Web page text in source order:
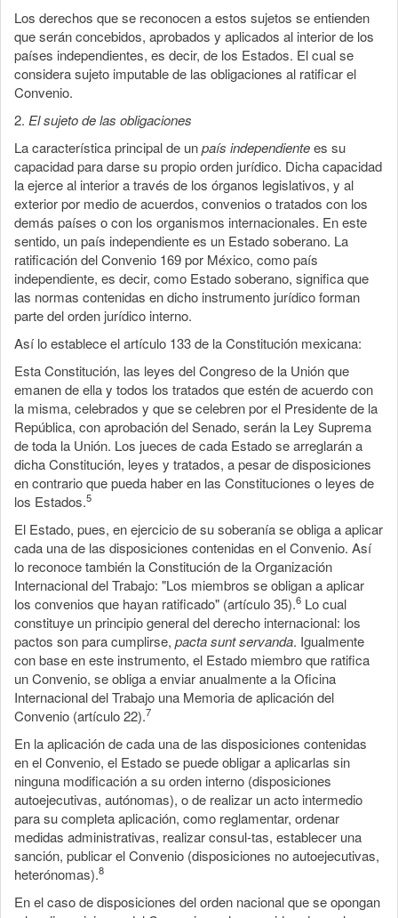
Los derechos que se reconocen a estos sujetos se entienden
que serán concebidos, aprobados y aplicados al interior de los
países independientes, es decir, de los Estados. El cual se
considera sujeto imputable de las obligaciones al ratificar el
Convenio.
2. El sujeto de las obligaciones
La característica principal de unpaís independientees su
capacidad para darse su propio orden jurídico. Dicha capacidad
la ejerce al interior a través de los órganos legislativos, y al
exterior por medio de acuerdos, convenios o tratados con los
demás países o con los organismos internacionales. En este
sentido, un país independiente es un Estado soberano. La
ratificación del Convenio 169 por México, como país
independiente, es decir, como Estado soberano, significa que
las normas contenidas en dicho instrumento jurídico forman
parte del orden jurídico interno.
Así lo establece el artículo 133 de la Constitución mexicana:
Esta Constitución, las leyes del Congreso de la Unión que
emanen de ella y todos los tratados que estén de acuerdo con
la misma, celebrados y que se celebren por el Presidente de la
República, con aprobación del Senado, serán la Ley Suprema
de toda la Unión. Los jueces de cada Estado se arreglarán a
dicha Constitución, leyes y tratados, a pesar de disposiciones
en contrario que pueda haber en las Constituciones o leyes de
los Estados.5
El Estado, pues, en ejercicio de su soberanía se obliga a aplicar
cada una de las disposiciones contenidas en el Convenio. Así
lo reconoce también la Constitución de la Organización
Internacional del Trabajo: "Los miembros se obligan a aplicar
los convenios que hayan ratificado" (artículo 35).6 Lo cual
constituye un principio general del derecho internacional: los
pactos son para cumplirse, pacta sunt servanda. Igualmente
con base en este instrumento, el Estado miembro que ratifica
un Convenio, se obliga a enviar anualmente a la Oficina
Internacional del Trabajo una Memoria de aplicación del
Convenio (artículo 22).7
En la aplicación de cada una de las disposiciones contenidas
en el Convenio, el Estado se puede obligar a aplicarlas sin
ninguna modificación a su orden interno (disposiciones
autoejecutivas, autónomas), o de realizar un acto intermedio
para su completa aplicación, como reglamentar, ordenar
medidas administrativas, realizar consul-tas, establecer una
sanción, publicar el Convenio (disposiciones no autoejecutivas,
heterónomas).8
En el caso de disposiciones del orden nacional que se opongan